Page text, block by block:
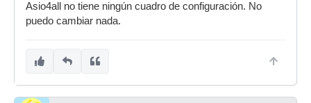
Asio4all no tiene ningún cuadro de configuración. No
puedo cambiar nada.